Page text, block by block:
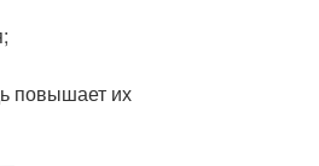
повышает их